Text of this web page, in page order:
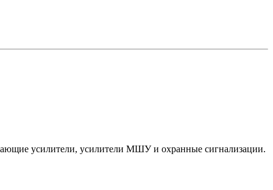
усилители, усилители МШУ и охранные сигнализации.